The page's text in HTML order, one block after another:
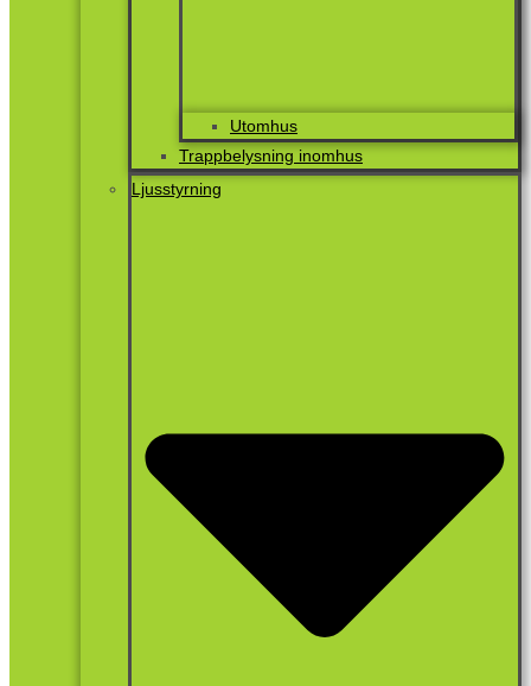
Utomhus
Trappbelysning inomhus
Ljusstyrning